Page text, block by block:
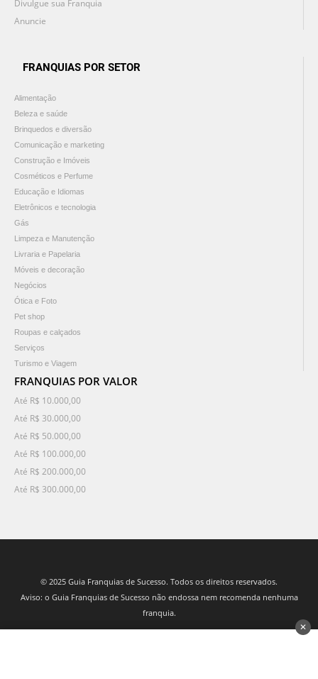
Divulgue sua Franquia
Anuncie
FRANQUIAS POR SETOR
Alimentação
Beleza e saúde
Brinquedos e diversão
Comunicação e marketing
Construção e Imóveis
Cosméticos e Perfume
Educação e Idiomas
Eletrônicos e tecnologia
Gás
Limpeza e Manutenção
Livraria e Papelaria
Móveis e decoração
Negócios
Ótica e Foto
Pet shop
Roupas e calçados
Serviços
Turismo e Viagem
FRANQUIAS POR VALOR
Até R$ 10.000,00
Até R$ 30.000,00
Até R$ 50.000,00
Até R$ 100.000,00
Até R$ 200.000,00
Até R$ 300.000,00
© 2025 Guia Franquias de Sucesso. Todos os direitos reservados.
Aviso: o Guia Franquias de Sucesso não endossa nem recomenda nenhuma
franquia.
✕